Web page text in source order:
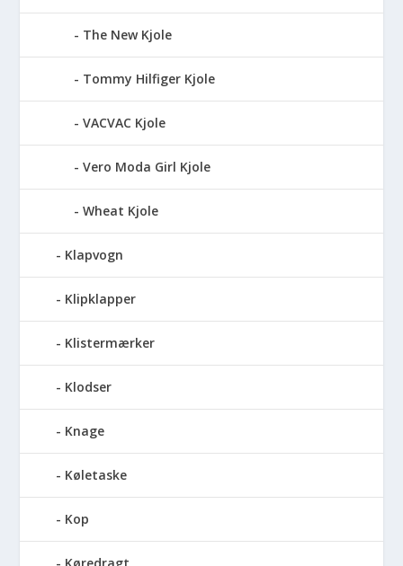
The New Kjole
Tommy Hilfiger Kjole
VACVAC Kjole
Vero Moda Girl Kjole
Wheat Kjole
Klapvogn
Klipklapper
Klistermærker
Klodser
Knage
Køletaske
Kop
Køredragt